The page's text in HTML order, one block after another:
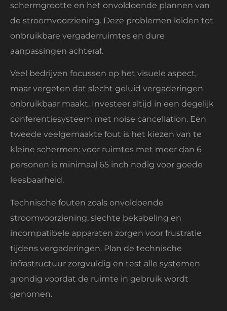
schermgrootte en het onvoldoende plannen van
de stroomvoorziening. Deze problemen leiden tot
onbruikbare vergaderruimtes en dure
aanpassingen achteraf.
Veel bedrijven focussen op het visuele aspect,
maar vergeten dat slecht geluid vergaderingen
onbruikbaar maakt. Investeer altijd in een degelijk
conferentiesysteem met noise cancellation. Een
tweede veelgemaakte fout is het kiezen van te
kleine schermen: voor ruimtes met meer dan 6
personen is minimaal 65 inch nodig voor goede
leesbaarheid.
Technische fouten zoals onvoldoende
stroomvoorziening, slechte bekabeling en
incompatibele apparaten zorgen voor frustratie
tijdens vergaderingen. Plan de technische
infrastructuur zorgvuldig en test alle systemen
grondig voordat de ruimte in gebruik wordt
genomen.